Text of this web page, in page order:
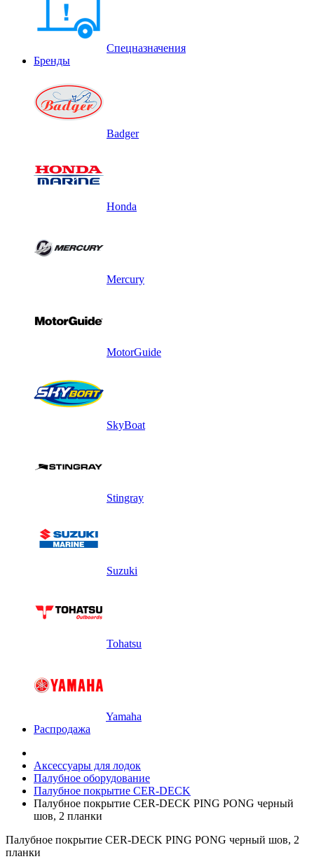
Спецназначения
Бренды
Badger
Honda
Mercury
MotorGuide
SkyBoat
Stingray
Suzuki
Tohatsu
Yamaha
Распродажа
Аксессуары для лодок
Палубное оборудование
Палубное покрытие CER-DECK
Палубное покрытие CER-DECK PING PONG черный
шов, 2 планки
Палубное покрытие CER-DECK PING PONG черный шов, 2
планки